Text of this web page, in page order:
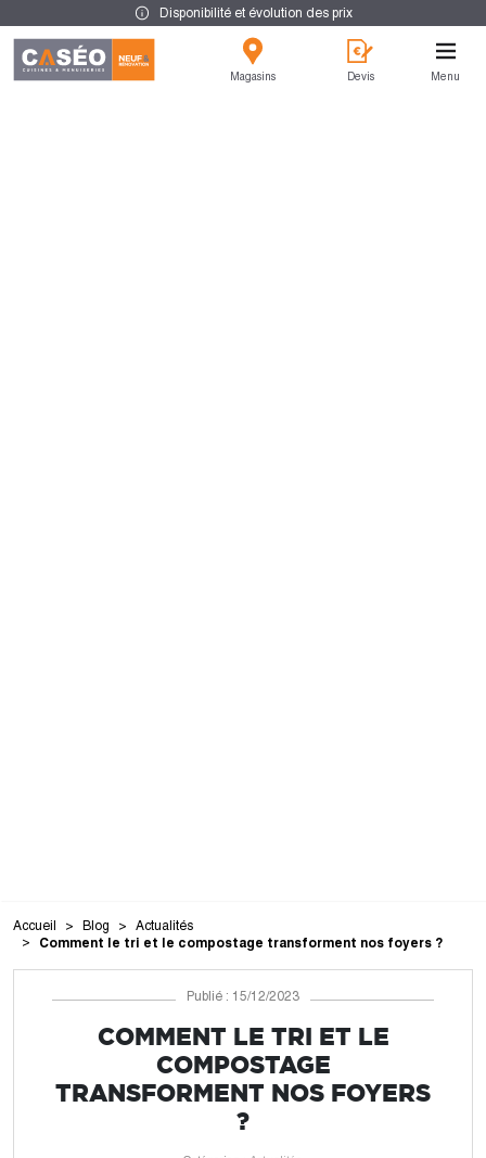
Disponibilité et évolution des prix
Magasins Devis Menu
Accueil Blog Actualités
Comment le tri et le compostage transforment nos foyers ?
Publié : 15/12/2023
COMMENT LE TRI ET LE
COMPOSTAGE
TRANSFORMENT NOS FOYERS
?